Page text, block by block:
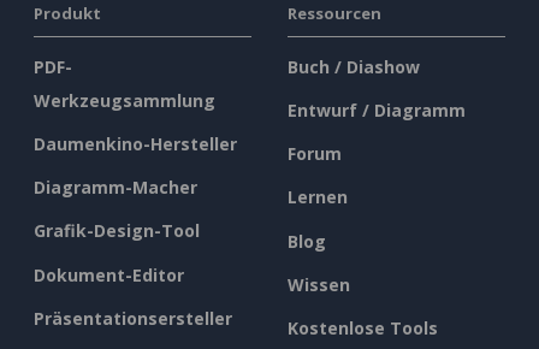
Produkt
PDF-
Werkzeugsammlung
Daumenkino-Hersteller
Diagramm-Macher
Grafik-Design-Tool
Dokument-Editor
Präsentationsersteller
Ressourcen
Buch / Diashow
Entwurf / Diagramm
Forum
Lernen
Blog
Wissen
Kostenlose Tools